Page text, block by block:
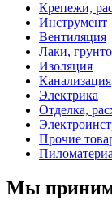
Крепежи,
Инструмент
Вентиляция
Лаки,
Изоляция
Канализация
Электрика
Отделка,
Прочие
Мы